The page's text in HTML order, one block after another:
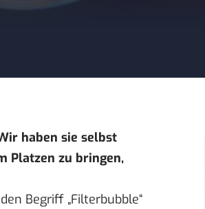
haben sie selbst
Platzen zu bringen,
Begriff „Filterbubble“